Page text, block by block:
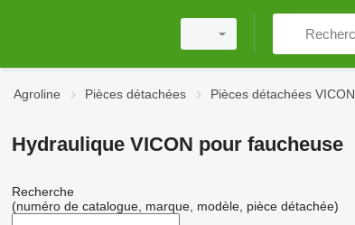
Agroline Pièces détachées Pièces détachées VICON
Hydraulique VICON pour faucheuse
Recherche
(numéro de catalogue, marque, modèle, pièce détachée)